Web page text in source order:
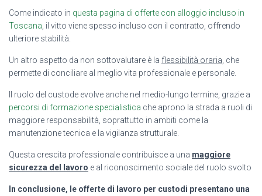
Come indicato in questa pagina di offerte con alloggio incluso in
Toscana , il vitto viene spesso incluso con il contratto, offrendo
ulteriore stabilità.
Un altro aspetto da non sottovalutare è la flessibilità oraria , che
permette di conciliare al meglio vita professionale e personale.
Il ruolo del custode evolve anche nel medio-lungo termine, grazie a
percorsi di formazione specialistica che aprono la strada a ruoli di
maggiore responsabilità, soprattutto in ambiti come la
manutenzione tecnica e la vigilanza strutturale.
Questa crescita professionale contribuisce a una maggiore
sicurezza del lavoro e al riconoscimento sociale del ruolo svolto
In conclusione, le offerte di lavoro per custodi presentano una